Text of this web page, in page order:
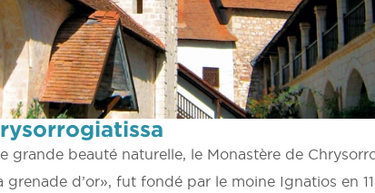
grande beauté naturelle, le Monastère de
d’or», fut fondé par le moine Ignatios en